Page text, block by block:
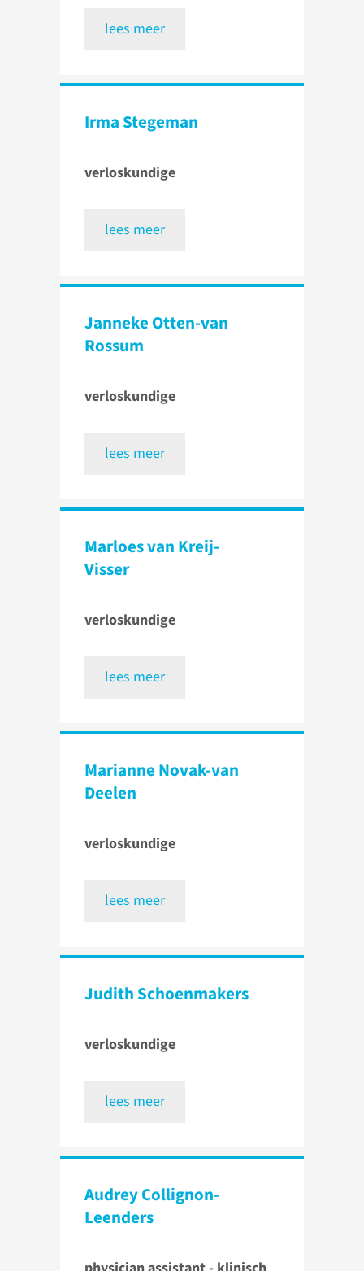
lees meer
Irma Stegeman
verloskundige
lees meer
Janneke Otten-van
Rossum
verloskundige
lees meer
Marloes van Kreij-
Visser
verloskundige
lees meer
Marianne Novak-van
Deelen
verloskundige
lees meer
Judith Schoenmakers
verloskundige
lees meer
Audrey Collignon-
Leenders